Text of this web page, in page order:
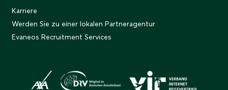
Karriere
Werden Sie zu einer lokalen Partneragentur
Evaneos Recruitment Services